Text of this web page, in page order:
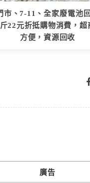
市、7-11、全家⁣廢電池
22元折抵購物消費，超
方便，資源回收
廣告